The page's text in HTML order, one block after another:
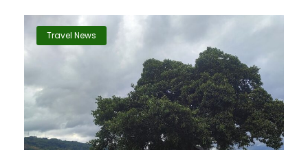
Travel News